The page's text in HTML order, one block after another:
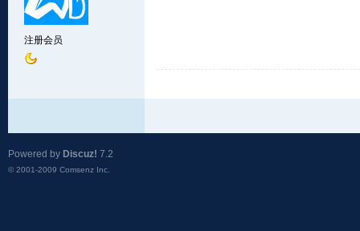
注册会员
Powered by Discuz! 7.2
© 2001-2009 Comsenz Inc.